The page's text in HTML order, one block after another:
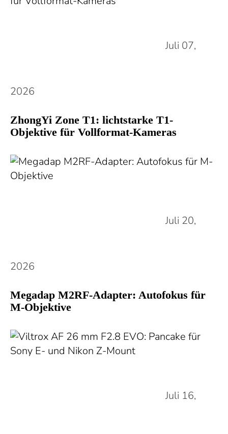
Juli 07,
2026
ZhongYi Zone T1: lichtstarke T1-
Objektive für Vollformat-Kameras
Juli 20,
2026
Megadap M2RF-Adapter: Autofokus für
M-Objektive
Juli 16,